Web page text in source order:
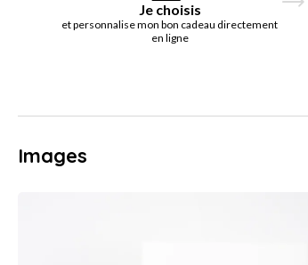
Je choisis
et personnalise mon bon cadeau directement
en ligne
Images